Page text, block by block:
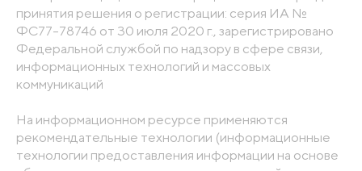
принятия решения о регистрации: серия ИА №
ФС77-78746 от 30 июля 2020 г., зарегистрировано
Федеральной службой по надзору в сфере связи,
информационных технологий и массовых
коммуникаций
На информационном ресурсе применяются
рекомендательные технологии (информационные
технологии предоставления информации на основе